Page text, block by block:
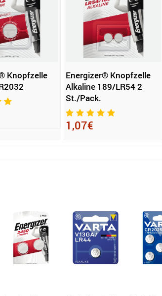
Knopfzelle
Energizer® Knopfzelle
Alkaline 189/LR54 2
St./Pack.
1,07€